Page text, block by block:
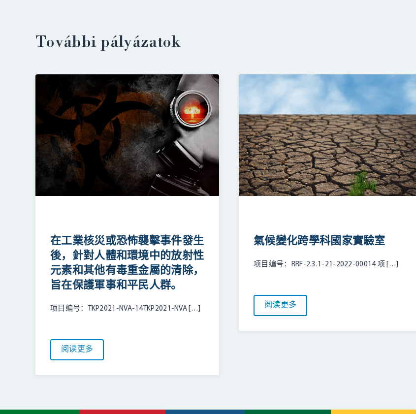
További pályázatok
在工業核災或恐怖襲擊事件發生
後，針對人體和環境中的放射性
元素和其他有毒重金屬的清除，
旨在保護軍事和平民人群。
项目编号：TKP2021-NVA-14TKP2021-NVA […]
阅读更多
氣候變化跨學科國家實驗室
项目编号：RRF-2.3.1-21-2022-00014 项 […]
阅读更多